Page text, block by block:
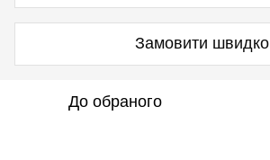
Замовити швидко
До обраного